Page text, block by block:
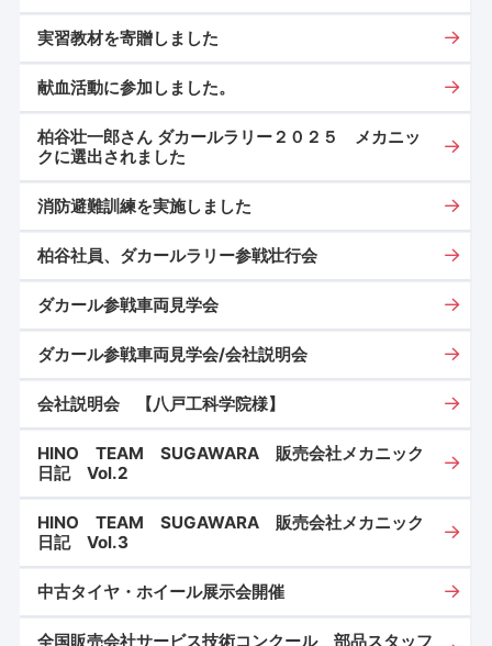
実習教材を寄贈しました
献血活動に参加しました。
柏谷壮一郎さん ダカールラリー２０２５ メカニッ
クに選出されました
消防避難訓練を実施しました
柏谷社員、ダカールラリー参戦壮行会
ダカール参戦車両見学会
ダカール参戦車両見学会/会社説明会
会社説明会 【八戸工科学院様】
HINO TEAM SUGAWARA 販売会社メカニック
日記 Vol.2
HINO TEAM SUGAWARA 販売会社メカニック
日記 Vol.3
中古タイヤ・ホイール展示会開催
全国販売会社サービス技術コンクール 部品スタッフ